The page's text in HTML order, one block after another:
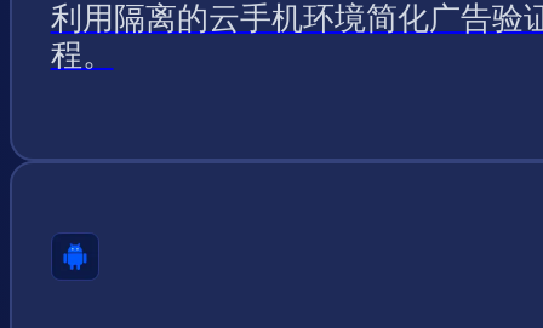
利用隔离的云手机环境简化广告验
程。